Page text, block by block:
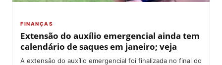
FINANÇAS
Extensão do auxílio emergencial ainda tem
calendário de saques em janeiro; veja
A extensão do auxílio emergencial foi finalizada no final do